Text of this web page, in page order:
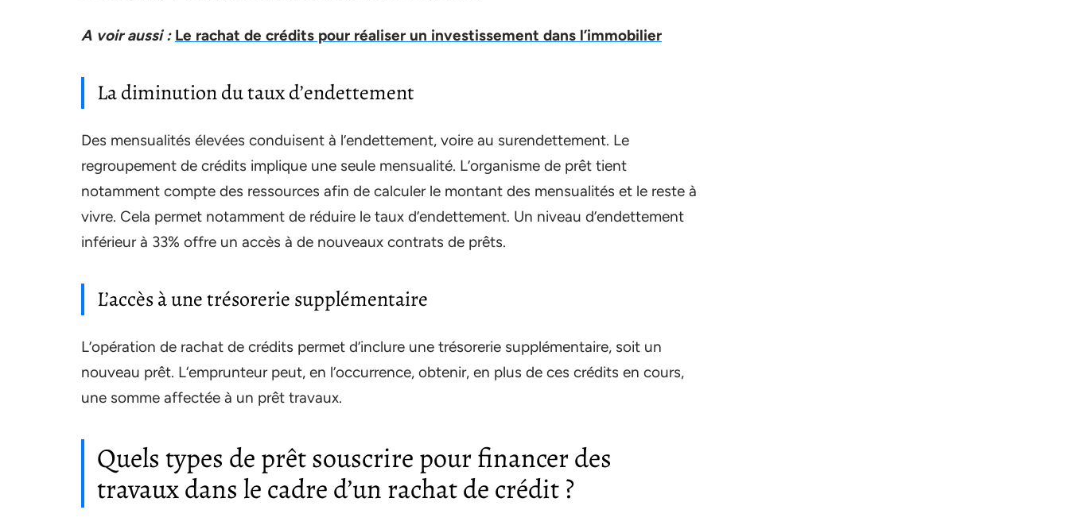
A voir aussi : Le rachat de crédits pour réaliser un investissement dans l’immobilier
La diminution du taux d’endettement
Des mensualités élevées conduisent à l’endettement, voire au surendettement. Le
regroupement de crédits implique une seule mensualité. L’organisme de prêt tient
notamment compte des ressources afin de calculer le montant des mensualités et le reste à
vivre. Cela permet notamment de réduire le taux d’endettement. Un niveau d’endettement
inférieur à 33% offre un accès à de nouveaux contrats de prêts.
L’accès à une trésorerie supplémentaire
L’opération de rachat de crédits permet d’inclure une trésorerie supplémentaire, soit un
nouveau prêt. L‘emprunteur peut, en l’occurrence, obtenir, en plus de ces crédits en cours,
une somme affectée à un prêt travaux.
Quels types de prêt souscrire pour financer des
travaux dans le cadre d’un rachat de crédit ?